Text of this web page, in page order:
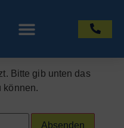
Bitte gib unten das
können.